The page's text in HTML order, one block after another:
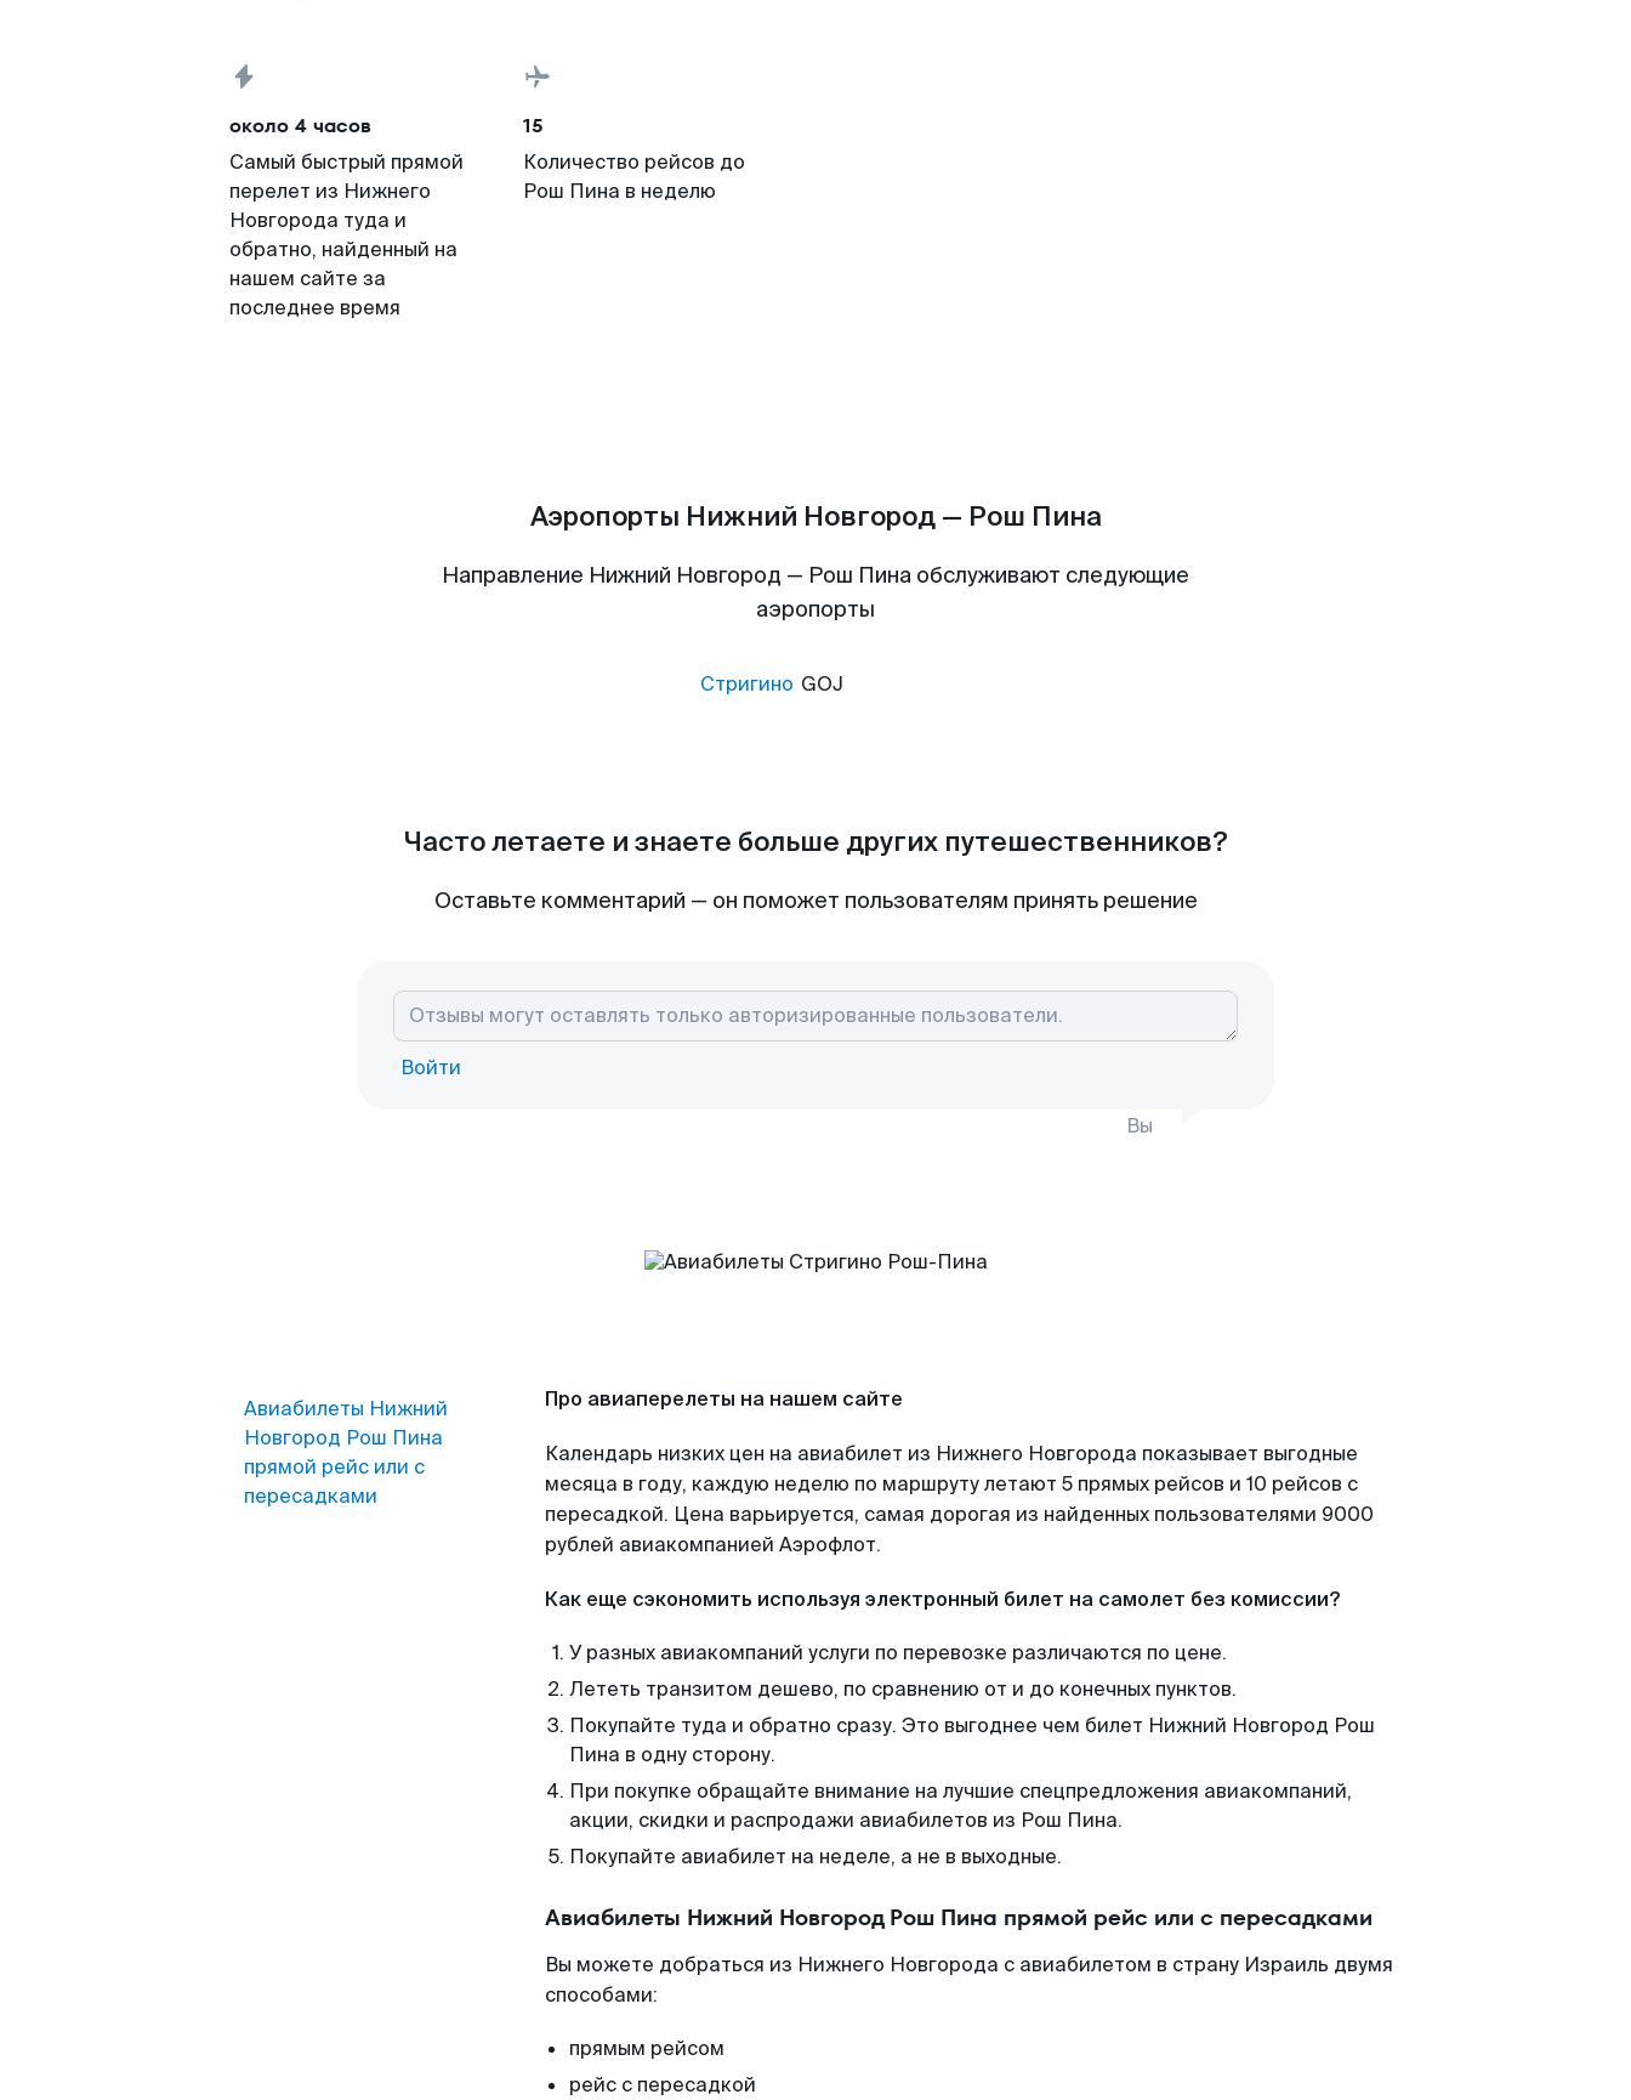
около 4 часов
Самый быстрый прямой
перелет из Нижнего
Новгорода туда и
обратно, найденный на
нашем сайте за
последнее время
15
Количество рейсов до
Рош Пина в неделю
Аэропорты Нижний Новгород — Рош Пина
Направление Нижний Новгород — Рош Пина обслуживают следующие
аэропорты
Стригино GOJ
Часто летаете и знаете больше других путешественников?
Оставьте комментарий — он поможет пользователям принять решение
Войти
Вы
Авиабилеты Нижний
Новгород Рош Пина
прямой рейс или с
пересадками
Про авиаперелеты на нашем сайте
Календарь низких цен на авиабилет из Нижнего Новгорода показывает выгодные
месяца в году, каждую неделю по маршруту летают 5 прямых рейсов и 10 рейсов с
пересадкой. Цена варьируется, самая дорогая из найденных пользователями 9000
рублей авиакомпанией Аэрофлот.
Как еще сэкономить используя электронный билет на самолет без комиссии?
У разных авиакомпаний услуги по перевозке различаются по цене.
Лететь транзитом дешево, по сравнению от и до конечных пунктов.
Покупайте туда и обратно сразу. Это выгоднее чем билет Нижний Новгород Рош
Пина в одну сторону.
При покупке обращайте внимание на лучшие спецпредложения авиакомпаний,
акции, скидки и распродажи авиабилетов из Рош Пина.
Покупайте авиабилет на неделе, а не в выходные.
Авиабилеты Нижний Новгород Рош Пина прямой рейс или с пересадками
Вы можете добраться из Нижнего Новгорода с авиабилетом в страну Израиль двумя
способами:
прямым рейсом
рейс с пересадкой